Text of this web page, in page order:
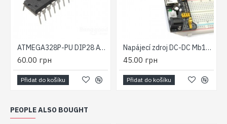
ATMEGA328P-PU DIP28 ATMEL AVR
60.00 грн
Přidat do košíku
Napájecí zdroj DC-DC Mb102 model desky 3,3-5 V
45.00 грн
Přidat do košíku
PEOPLE ALSO BOUGHT